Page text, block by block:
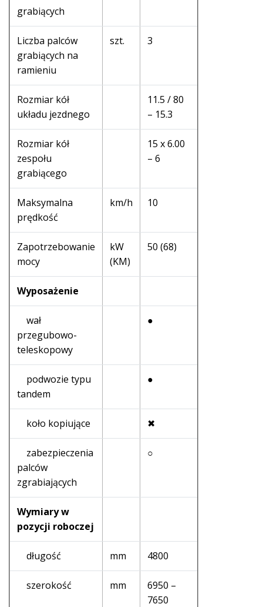
grabiących
Liczba palców
grabiących na
ramieniu
szt. 3
Rozmiar kół
układu jezdnego
11.5 / 80
– 15.3
Rozmiar kół
zespołu
grabiącego
15 x 6.00
– 6
Maksymalna
prędkość
km/h 10
Zapotrzebowanie
mocy
kW
(KM)
50 (68)
Wyposażenie
wał
przegubowo-
teleskopowy
●
podwozie typu
tandem
●
koło kopiujące ✖
zabezpieczenia
palców
zgrabiających
○
Wymiary w
pozycji roboczej
długość mm 4800
szerokość mm
6950 –
7650